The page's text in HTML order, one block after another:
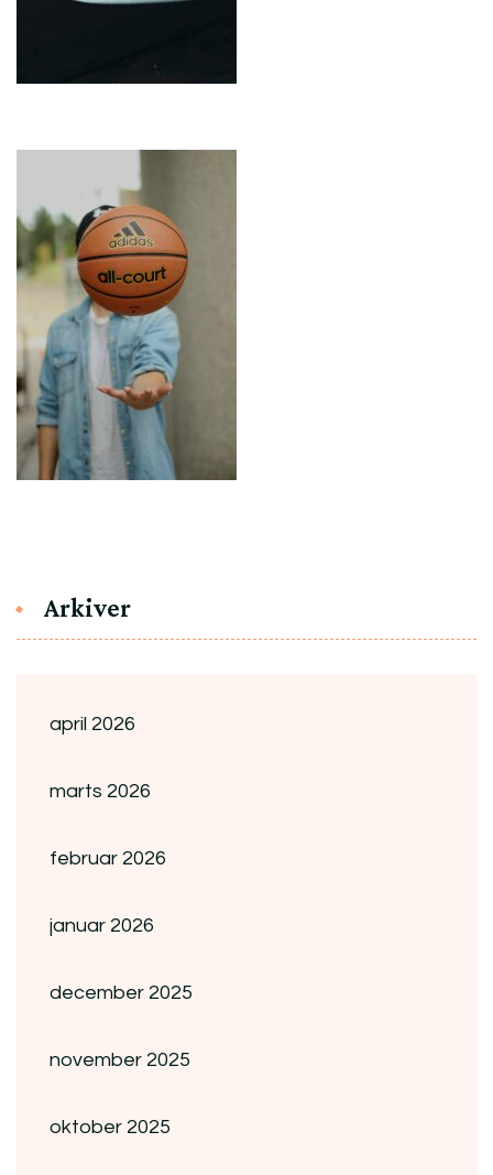
Arkiver
april 2026
marts 2026
februar 2026
januar 2026
december 2025
november 2025
oktober 2025